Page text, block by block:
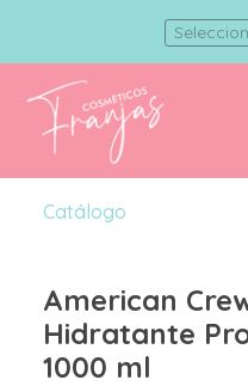
Catálogo
American
Hidratante
1000 ml